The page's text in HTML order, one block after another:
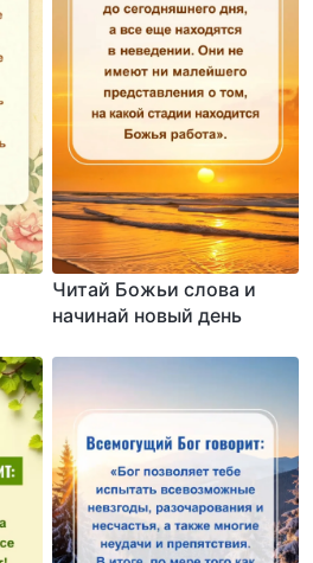
Читай Божьи слова и
начинай новый день